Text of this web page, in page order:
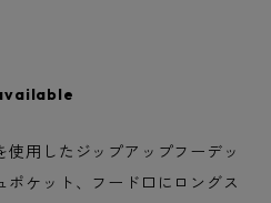
用したジップアップフーデッ
ポケット、フード口にロングス